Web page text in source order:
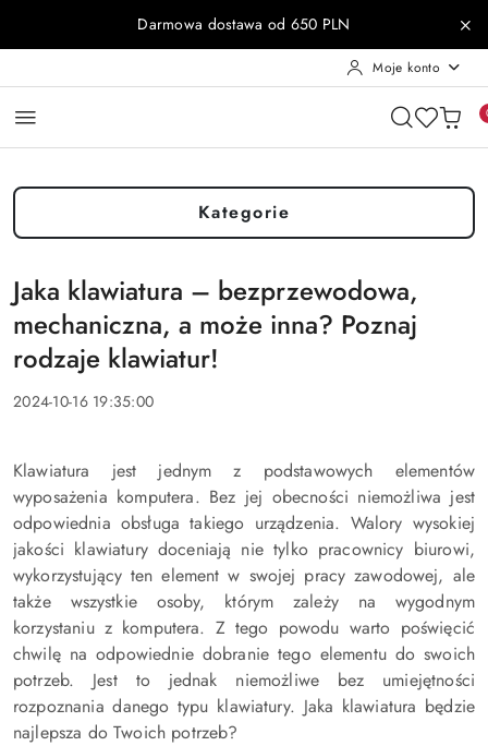
Przejdź do treści głównej
Przejdź do wyszukiwarki
Przejdź do moje konto
Przejdź do menu głównego
Przejdź do stopkiDarmowa dostawa od 650 PLN
Moje konto
Kategorie
Jaka klawiatura – bezprzewodowa,
mechaniczna, a może inna? Poznaj
rodzaje klawiatur!
2024-10-16 19:35:00
Klawiatura jest jednym z podstawowych elementów
wyposażenia komputera. Bez jej obecności niemożliwa jest
odpowiednia obsługa takiego urządzenia. Walory wysokiej
jakości klawiatury doceniają nie tylko pracownicy biurowi,
wykorzystujący ten element w swojej pracy zawodowej, ale
także wszystkie osoby, którym zależy na wygodnym
korzystaniu z komputera. Z tego powodu warto poświęcić
chwilę na odpowiednie dobranie tego elementu do swoich
potrzeb. Jest to jednak niemożliwe bez umiejętności
rozpoznania danego typu klawiatury. Jaka klawiatura będzie
najlepsza do Twoich potrzeb?